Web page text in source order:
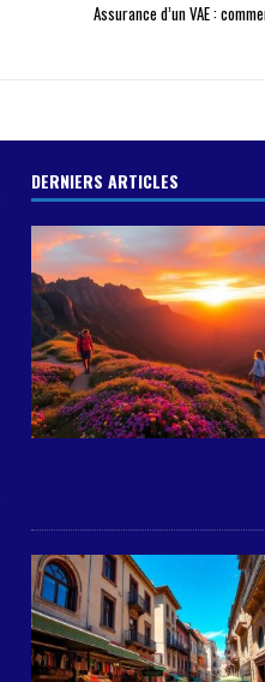
Assurance d’un VAE :
DERNIERS ARTICLES